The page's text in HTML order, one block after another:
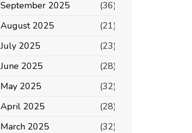
September 2025
(36)
August 2025
(21)
July 2025
(23)
June 2025
(28)
May 2025
(32)
April 2025
(28)
March 2025
(32)